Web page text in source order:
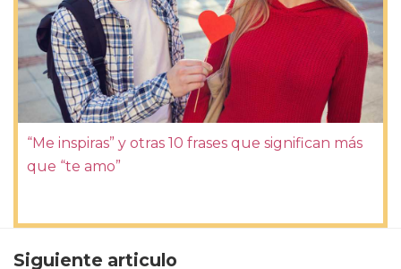
“Me inspiras” y otras 10 frases que significan más
que “te amo”
Siguiente articulo